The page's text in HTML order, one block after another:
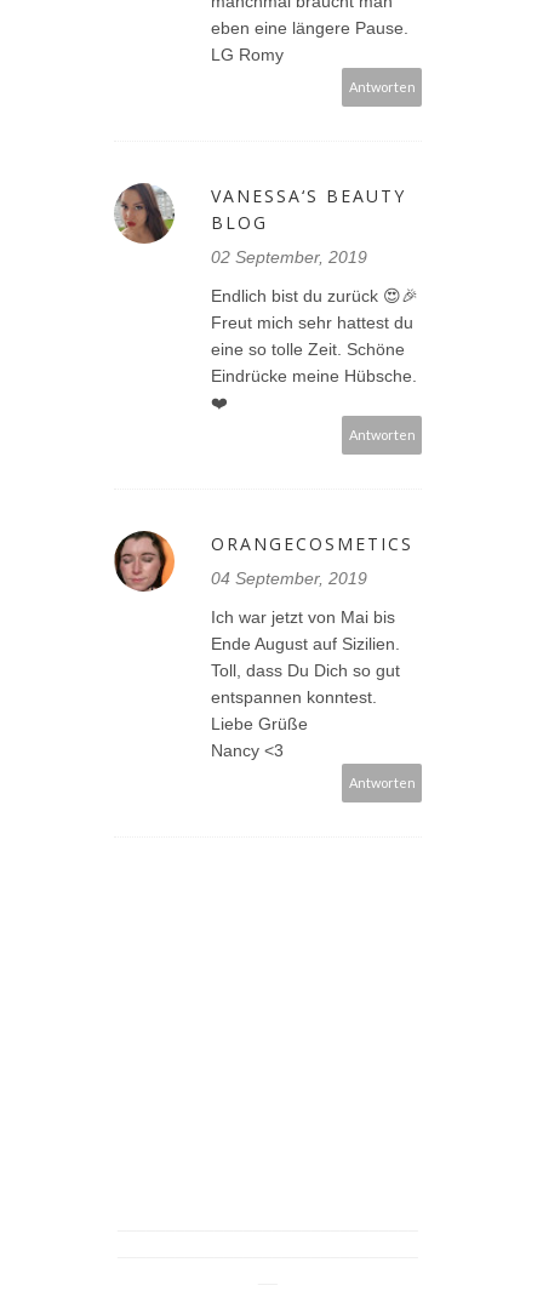
eben eine längere Pause.
LG Romy
Antworten
VANESSA‘S BEAUTY
BLOG
02 September, 2019
Endlich bist du zurück 😍🎉
Freut mich sehr hattest du
eine so tolle Zeit. Schöne
Eindrücke meine Hübsche.
❤️
Antworten
ORANGECOSMETICS
04 September, 2019
Ich war jetzt von Mai bis
Ende August auf Sizilien.
Toll, dass Du Dich so gut
entspannen konntest.
Liebe Grüße
Nancy <3
Antworten